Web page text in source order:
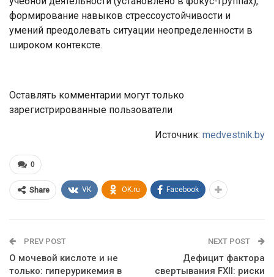
формирование навыков стрессоустойчивости и
умений преодолевать ситуации неопределенности в
широком контексте.
Оставлять комментарии могут только
зарегистрированные пользователи
Источник: medvestnik.by
0
Share VK OK.ru Facebook
PREV POST
О мочевой кислоте и не
только: гиперурикемия в
NEXT POST
Дефицит фактора
свертывания FXII: риски